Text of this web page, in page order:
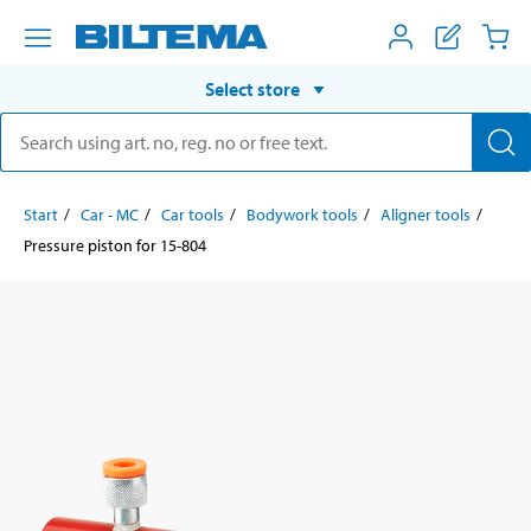
Select store
Start Car - MC Car tools Bodywork tools
Aligner tools
Pressure piston for 15-804